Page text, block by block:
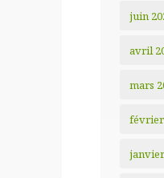
juin
avril
mars
février